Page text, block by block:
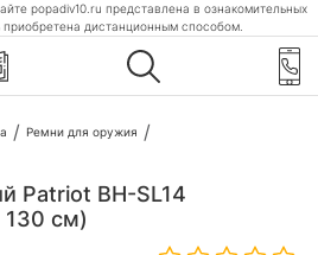
popadiv10.ru представлена в ознакомительных
дистанционным способом.
Ремни для оружия
Patriot BH-SL14
130 см)